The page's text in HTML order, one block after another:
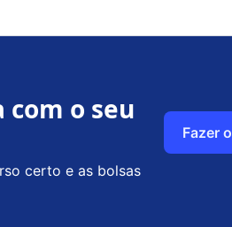
o seu
certo e as bolsas
Fazer